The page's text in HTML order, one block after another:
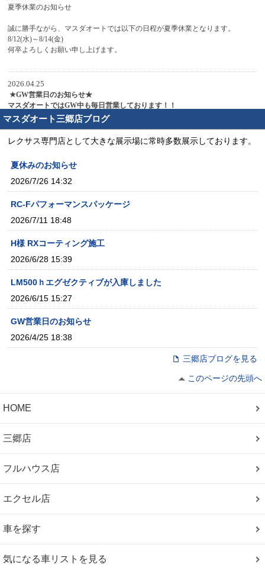
マスダオート三郷店ブログ
レクサス専門店として大きな展示場に常時多数展示しております。
夏休みのお知らせ
2026/7/26 14:32
RC-Fパフォーマンスパッケージ
2026/7/11 18:48
H様 RXコーティング施工
2026/6/28 15:39
LM500ｈエグゼクティブが入庫しました
2026/6/15 15:27
GW営業日のお知らせ
2026/4/25 18:38
三郷店ブログを見る
このページの先頭へ
HOME
三郷店
フルハウス店
エクセル店
車を探す
気になる車リストを見る